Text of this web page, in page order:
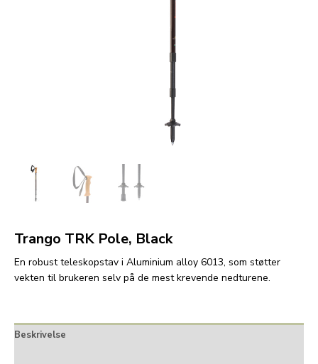
Trango TRK Pole, Black
En robust teleskopstav i Aluminium alloy 6013, som støtter
vekten til brukeren selv på de mest krevende nedturene.
Beskrivelse